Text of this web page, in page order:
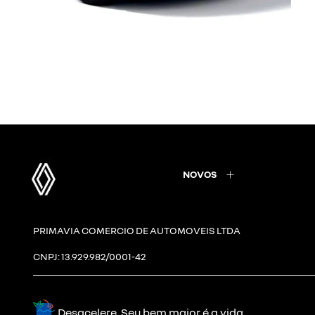
NOVOS
PRIMAVIA COMERCIO DE AUTOMOVEIS LTDA
CNPJ: 13.929.982/0001-42
Desacelere. Seu bem maior é a vida.